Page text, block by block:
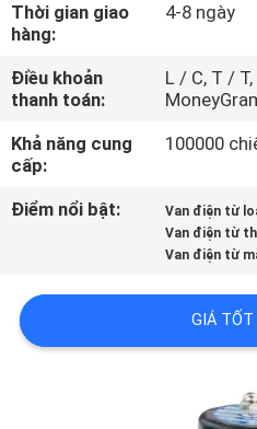
KIỂM
SOÁT
CHẤT
LƯỢNG
VỚI
CHÚNG
Thời gian giao
hàng:
4-8 ngày
Điều khoản
thanh toán:
L / C, T /
Khả năng cung
cấp:
100000
Điểm nổi bật: Van điện từ
Van điện từ
Van điện từ
GIÁ TỐT